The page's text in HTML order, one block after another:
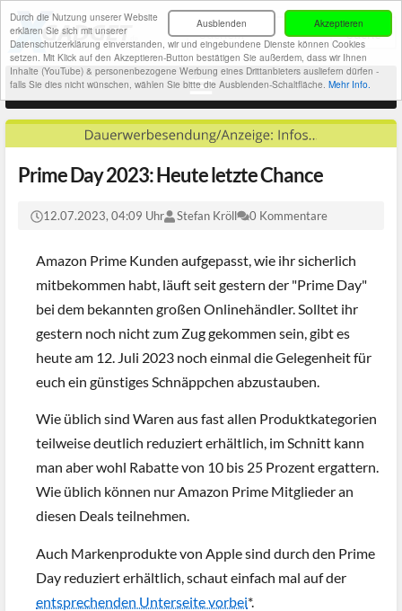
Akzeptieren
Ausblenden
Durch die Nutzung unserer Website
erklären Sie sich mit unserer
Datenschutzerklärung einverstanden, wir und eingebundene Dienste können Cookies
setzen. Mit Klick auf den Akzeptieren-Button bestätigen Sie außerdem, dass wir Ihnen
Inhalte (YouTube) & personenbezogene Werbung eines Drittanbieters ausliefern dürfen -
falls Sie dies nicht wünschen, wählen Sie bitte die Ausblenden-Schaltfläche. Mehr Info.
Prime Day 2023: Heute letzte Chance
12.07.2023, 04:09 Uhr Stefan Kröll 0 Kommentare
Amazon Prime Kunden aufgepasst, wie ihr sicherlich
mitbekommen habt, läuft seit gestern der "Prime Day"
bei dem bekannten großen Onlinehändler. Solltet ihr
gestern noch nicht zum Zug gekommen sein, gibt es
heute am 12. Juli 2023 noch einmal die Gelegenheit für
euch ein günstiges Schnäppchen abzustauben.
Wie üblich sind Waren aus fast allen Produktkategorien
teilweise deutlich reduziert erhältlich, im Schnitt kann
man aber wohl Rabatte von 10 bis 25 Prozent ergattern.
Wie üblich können nur Amazon Prime Mitglieder an
diesen Deals teilnehmen.
Auch Markenprodukte von Apple sind durch den Prime
Day reduziert erhältlich, schaut einfach mal auf der
entsprechenden Unterseite vorbei*.